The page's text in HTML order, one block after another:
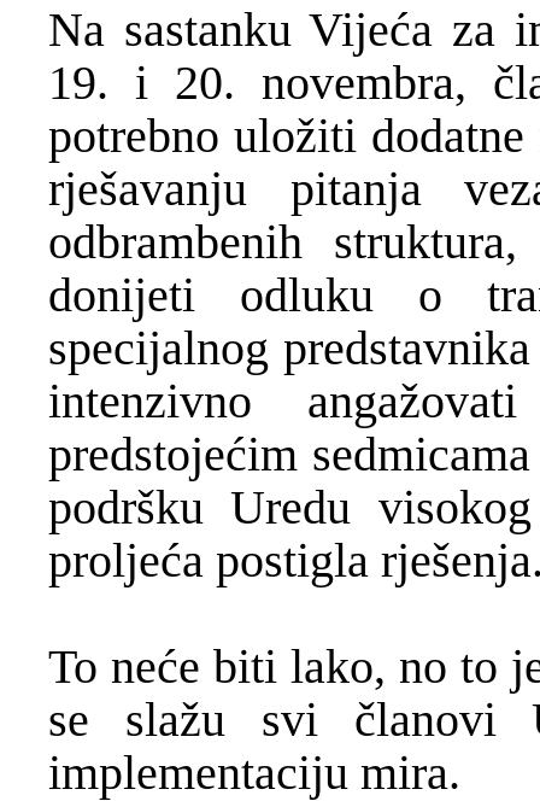
Na sastanku Vijeća za
19. i 20. novembra,
potrebno uložiti
rješavanju pitanja
odbrambenih
donijeti odluku o
specijalnog
intenzivno
predstojećim
podršku Uredu
proljeća postigla
To neće biti lako, no to
se slažu svi članovi
implementaciju mira.